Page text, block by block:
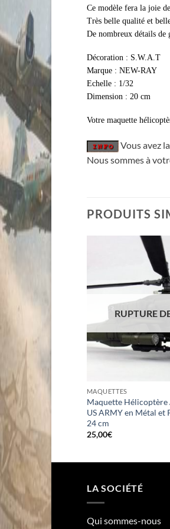
Ce modèle fera la joie
Très belle qualité et
De nombreux détails de
Décoration : S.W.A.T
Marque : NEW-RAY
Echelle : 1/32
Dimension : 20 cm
Votre maquette
Vous avez
Nous sommes à
PRODUITS
RUPTURE
MAQUETTES
Maquette Hélicoptère
US ARMY en Métal et
24 cm
25,00€
EC-135
au 1/43
LA SOCIÉTÉ
Qui sommes-nous